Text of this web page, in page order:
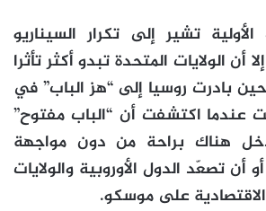
تشير إلى تكرار السيناريو
أن الولايات المتحدة تبدو أكثر تأثرا
بادرت روسيا إلى “هز الباب” في
عندما اكتشفت أن “الباب مفتوح”
هناك براحة من دون مواجهة
أن تصعّد الدول الأوروبية والولايات
على موسكو.